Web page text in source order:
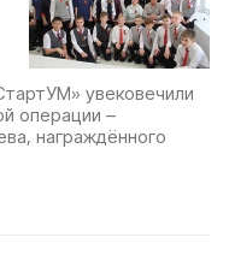
увековечили
операции –
награждённого